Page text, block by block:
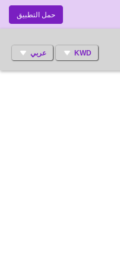
حمل التطبيق
KWD عربي